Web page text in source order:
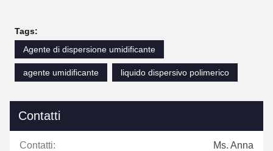
Tags:
Agente di dispersione umidificante
agente umidificante liquido dispersivo polimerico
Contatti
Contatti: Ms. Anna